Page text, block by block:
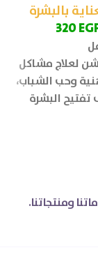
بالبشرة
320
لعلاج مشاكل
وحب الشباب،
تفتيح البشرة
وتقليل ظهور
ومنتجاتنا.